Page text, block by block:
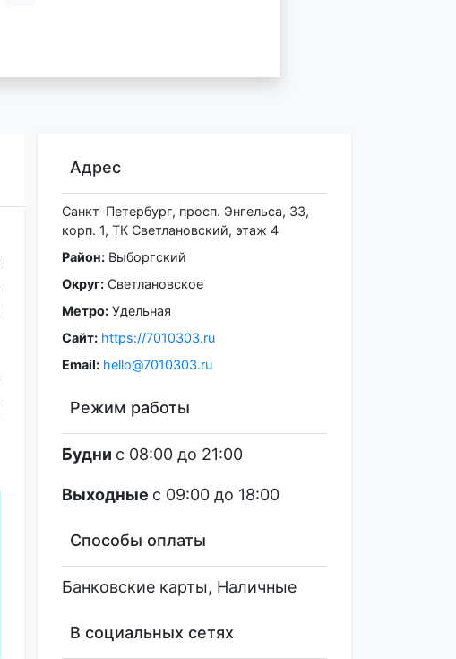
Адрес
Санкт-Петербург, просп. Энгельса, 33,
корп. 1, ТК Светлановский, этаж 4
Район: Выборгский
Округ: Светлановское
Метро: Удельная
Сайт: https://7010303.ru
Email: hello@7010303.ru
Режим работы
Будни c 08:00 до 21:00
Выходные c 09:00 до 18:00
Способы оплаты
Банковские карты, Наличные
В социальных сетях